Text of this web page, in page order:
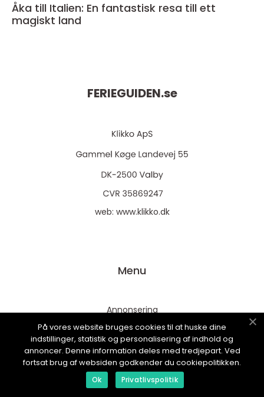
Åka till Italien: En fantastisk resa till ett
magiskt land
FERIEGUIDEN.se
web: www.klikko.dk
Menu
Annonsering
Om oss
Cookies
Kontakta oss
Sitemap
På vores website bruges cookies til at huske dine
indstillinger, statistik og personalisering af indhold og
annoncer. Denne information deles med tredjepart. Ved
fortsat brug af websiden godkender du cookiepolitikken.
Ok Privatlivspolitik